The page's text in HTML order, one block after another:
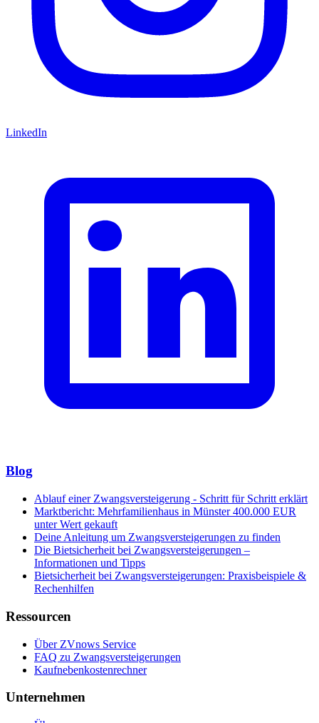
LinkedIn
Blog
Ablauf einer Zwangsversteigerung - Schritt für Schritt erklärt
Marktbericht: Mehrfamilienhaus in Münster 400.000 EUR
unter Wert gekauft
Deine Anleitung um Zwangsversteigerungen zu finden
Die Bietsicherheit bei Zwangsversteigerungen –
Informationen und Tipps
Bietsicherheit bei Zwangsversteigerungen: Praxisbeispiele &
Rechenhilfen
Ressourcen
Über ZVnows Service
FAQ zu Zwangsversteigerungen
Kaufnebenkostenrechner
Unternehmen